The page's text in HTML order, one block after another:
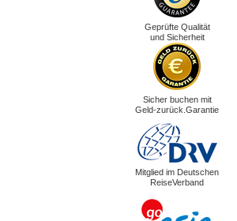
Geprüfte Qualität
und Sicherheit
Sicher buchen mit
Geld-zurück.Garantie
Mitglied im Deutschen
ReiseVerband